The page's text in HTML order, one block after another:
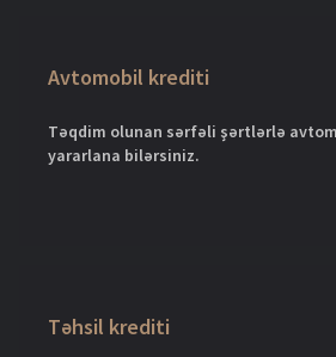
Avtomobil krediti
Təqdim olunan sərfəli şərtlərlə
yararlana bilərsiniz.
Təhsil krediti